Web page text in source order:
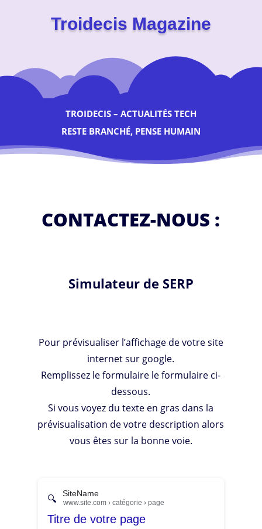
Troidecis Magazine
TROIDECIS – ACTUALITÉS TECH
RESTE BRANCHÉ, PENSE HUMAIN
CONTACTEZ-NOUS :
Simulateur de SERP
Pour prévisualiser l’affichage de votre site
internet sur google.
Remplissez le formulaire le formulaire ci-
dessous.
Si vous voyez du texte en gras dans la
prévisualisation de votre description alors
vous êtes sur la bonne voie.
🔍
SiteName
www.site.com › catégorie › page
Titre de votre page